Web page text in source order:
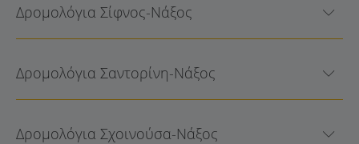
Δρομολόγια Σίφνος-Νάξος
Δρομολόγια Σαντορίνη-Νάξος
Δρομολόγια Σχοινούσα-Νάξος